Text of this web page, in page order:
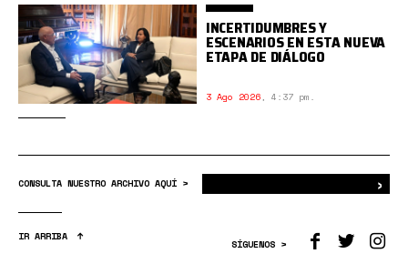
INCERTIDUMBRES Y
ESCENARIOS EN ESTA NUEVA
ETAPA DE DIÁLOGO
3 Ago 2026, 4:37 pm.
CONSULTA NUESTRO ARCHIVO AQUÍ > ›
IR ARRIBA
SÍGUENOS >